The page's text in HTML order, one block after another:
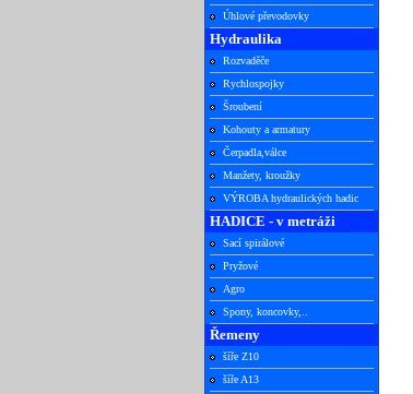
Úhlové převodovky
Hydraulika
Rozvaděče
Rychlospojky
Šroubení
Kohouty a armatury
Čerpadla,válce
Manžety, kroužky
VÝROBA hydraulických hadic
HADICE - v metráži
Sací spirálové
Pryžové
Agro
Spony, koncovky,..
Řemeny
šíře Z10
šíře A13